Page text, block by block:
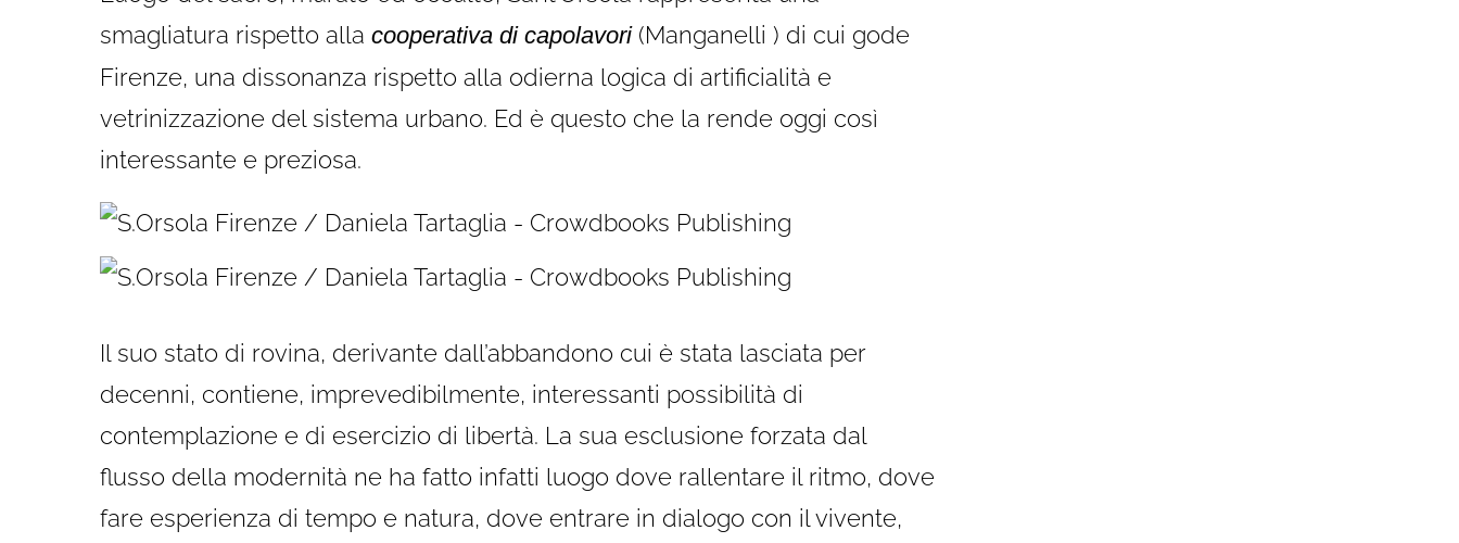
smagliatura rispetto alla cooperativa di capolavori(Manganelli ) di cui gode
Firenze, una dissonanza rispetto alla odierna logica di artificialità e
vetrinizzazione del sistema urbano. Ed è questo che la rende oggi così
interessante e preziosa.
Il suo stato di rovina, derivante dall’abbandono cui è stata lasciata per
decenni, contiene, imprevedibilmente, interessanti possibilità di
contemplazione e di esercizio di libertà. La sua esclusione forzata dal
flusso della modernità ne ha fatto infatti luogo dove rallentare il ritmo, dove
fare esperienza di tempo e natura, dove entrare in dialogo con il vivente,